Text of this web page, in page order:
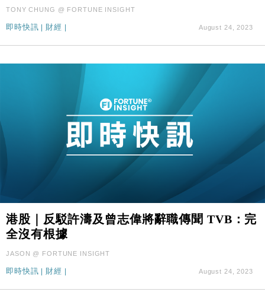
TONY CHUNG @ FORTUNE INSIGHT
即時快訊 財經 August 24, 2023
港股｜反駁許濤及曾志偉將辭職傳聞 TVB：完
全沒有根據
JASON @ FORTUNE INSIGHT
即時快訊 | 財經 | August 24, 2023